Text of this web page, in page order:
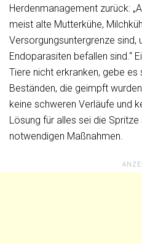
Herdenmanagement zurück:
meist alte Mutterkühe,
Versorgungsuntergrenze sind,
Endoparasiten befallen sind.“
Tiere nicht erkranken, gebe es
Beständen, die geimpft
keine schweren Verläufe und
Lösung für alles sei die
notwendigen Maßnahmen.